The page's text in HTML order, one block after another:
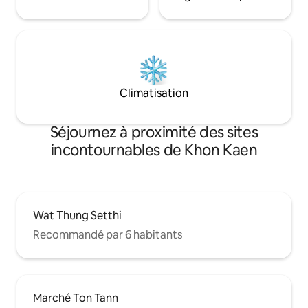
Climatisation
Séjournez à proximité des sites
incontournables de Khon Kaen
Wat Thung Setthi
Recommandé par 6 habitants
Marché Ton Tann